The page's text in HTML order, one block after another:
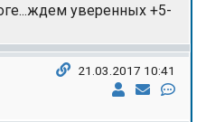
уверенных +5-
21.03.2017 10:41